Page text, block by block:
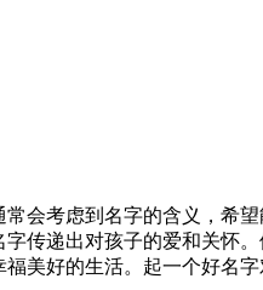
会考虑到名字的含义，希
传递出对孩子的爱和关怀
美好的生活。起一个好名字